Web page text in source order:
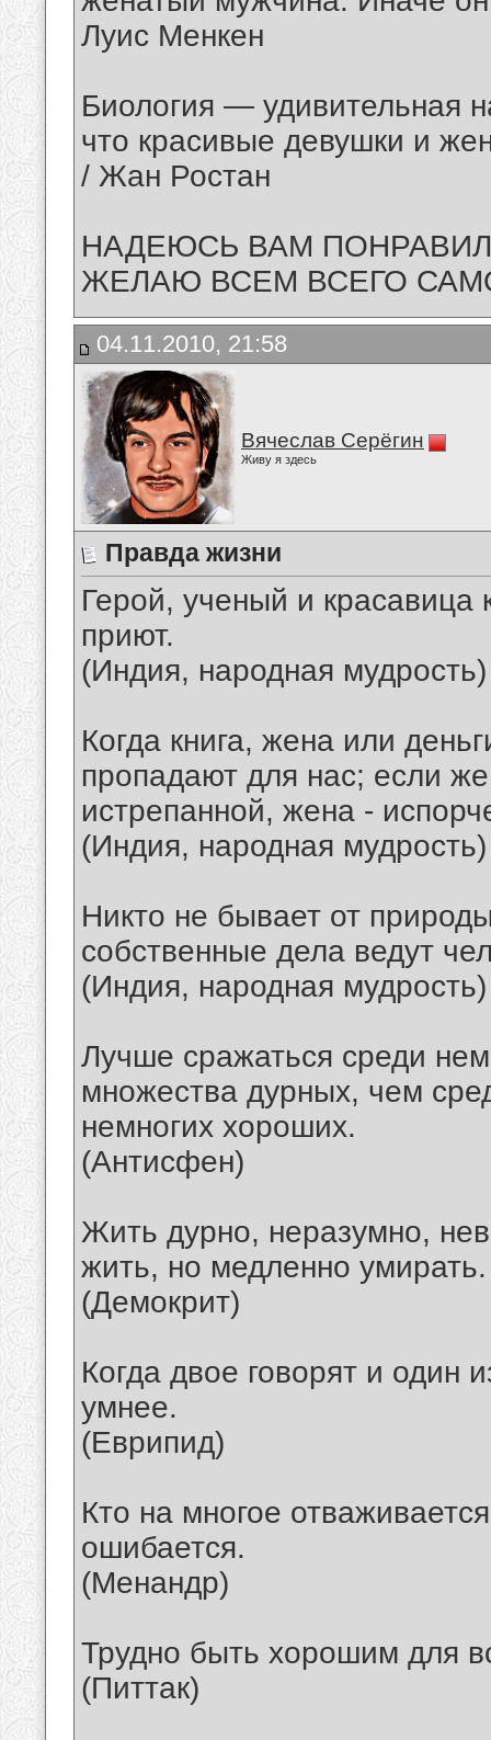
Луис Менкен
Биология — удивительная
что красивые девушки и
/ Жан Ростан
НАДЕЮСЬ ВАМ
ЖЕЛАЮ ВСЕМ ВСЕГО
04.11.2010, 21:58
Вячеслав Серёгин
Живу я здесь
Правда жизни
Герой, ученый и красавица
приют.
(Индия, народная мудрость)
Когда книга, жена или
пропадают для нас; если
истрепанной, жена -
(Индия, народная мудрость)
Никто не бывает от
собственные дела ведут
(Индия, народная мудрость)
Лучше сражаться среди
множества дурных, чем
немногих хороших.
(Антисфен)
Жить дурно, неразумно,
жить, но медленно умирать.
(Демокрит)
Когда двое говорят и один
умнее.
(Еврипид)
Кто на многое
ошибается.
(Менандр)
Трудно быть хорошим для
(Питтак)